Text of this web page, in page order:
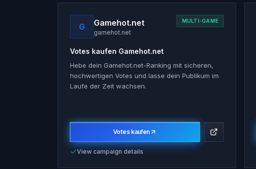
G Gamehot.net
gamehot.net
MULTI-GAME
Votes kaufen Gamehot.net
Hebe dein Gamehot.net-Ranking mit sicheren,
hochwertigen Votes und lasse dein Publikum im
Laufe der Zeit wachsen.
Votes kaufen
View campaign details